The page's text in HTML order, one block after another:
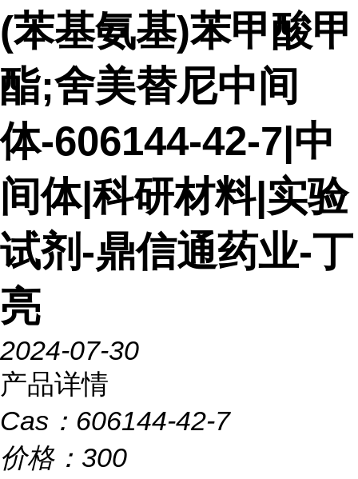
(苯基氨基)苯甲酸甲
酯;舍美替尼中间
体-606144-42-7|中
间体|科研材料|实验
试剂-鼎信通药业-丁
亮
2024-07-30
产品详情
Cas： 606144-42-7
价格： 300